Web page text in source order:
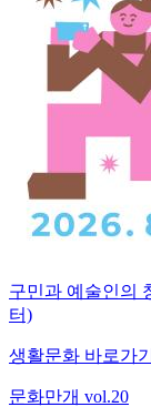
구민과 예술인의
터)
생활문화 바로가기
문화만개 vol.20